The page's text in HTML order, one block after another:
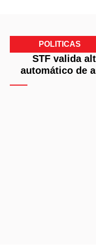
POLITICAS
STF valida
automático de